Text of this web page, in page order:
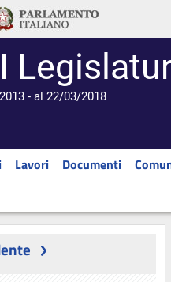
- al 22/03/2018
Lavori Documenti